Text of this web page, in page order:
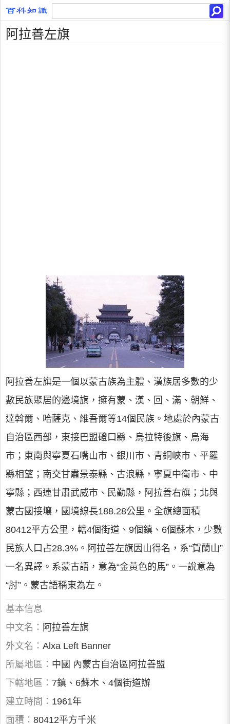
阿拉善左旗
阿拉善左旗是一個以蒙古族為主體、漢族居多數的少
數民族聚居的邊境旗，擁有蒙、漢、回、滿、朝鮮、
達斡爾、哈薩克、維吾爾等14個民族。地處於內蒙古
自治區西部，東接巴盟磴口縣、烏拉特後旗、烏海
市；東南與寧夏石嘴山市、銀川市、青銅峽市、平羅
縣相望；南交甘肅景泰縣、古浪縣，寧夏中衛市、中
寧縣；西連甘肅武威市、民勤縣，阿拉善右旗；北與
蒙古國接壤，國境線長188.28公里。全旗總面積
80412平方公里，轄4個街道、9個鎮、6個蘇木，少數
民族人口占28.3%。阿拉善左旗因山得名，系“賀蘭山”
一名異譯。系蒙古語，意為“金黃色的馬”。一說意為
“肘”。蒙古語稱東為左。
基本信息
中文名： 阿拉善左旗
外文名： Alxa Left Banner
所屬地區： 中國 內蒙古自治區阿拉善盟
下轄地區： 7鎮、6蘇木、4個街道辦
建立時間： 1961年
面積： 80412平方千米